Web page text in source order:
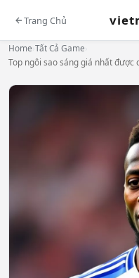
Trang Chủ
Home Tất Cả Game
Top ngôi sao sáng giá nhất được